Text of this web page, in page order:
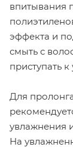
впитывания
эффекта и
смыть с
приступать
Для
увлажнения
На